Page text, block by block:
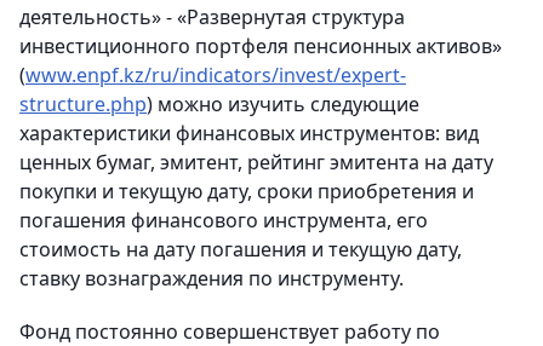
деятельность» - «Развернутая структура
инвестиционного портфеля пенсионных активов»
(www.enpf.kz/ru/indicators/invest/expert-
structure.php) можно изучить следующие
характеристики финансовых инструментов: вид
ценных бумаг, эмитент, рейтинг эмитента на дату
покупки и текущую дату, сроки приобретения и
погашения финансового инструмента, его
стоимость на дату погашения и текущую дату,
ставку вознаграждения по инструменту.
Фонд постоянно совершенствует работу по